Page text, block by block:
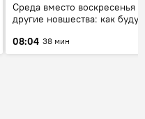
Среда вместо воскресенья и
другие новшества: как будут
08:04 38 мин